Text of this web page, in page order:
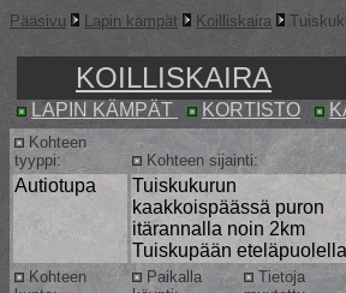
Pääsivu Lapin kämpät Koilliskaira
KOILLISKAIRA
LAPIN KÄMPÄT KORTISTO
Kohteen
tyyppi:
Kohteen sijainti:
Autiotupa
Tuiskukurun
kaakkoispäässä puron
itärannalla noin 2km
Tuiskupään
Kohteen
Paikalla
Tietoja